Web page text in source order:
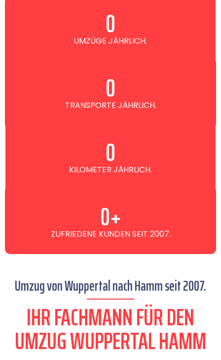
UMZÜGE JÄHRLICH.
0
TRANSPORTE JÄHRLICH.
0
KILOMETER JÄHRLICH.
0
ZUFRIEDENE KUNDEN SEIT 2007.
0+
Umzug von Wuppertal nach Hamm seit 2007.
IHR FACHMANN FÜR DEN
UMZUG WUPPERTAL HAMM